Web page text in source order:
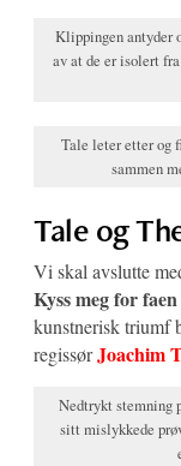
Klippingen antyder
av at de er isolert
Tale leter etter og
sammen
Tale og
Vi skal avslutte
Kyss meg for
kunstnerisk triumf
regissørJoachim
Nedtrykt stemning
sitt mislykkede